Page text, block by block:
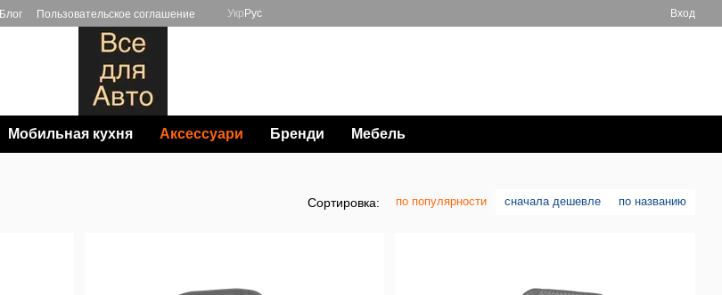
Блог Пользовательское соглашение Укр Рус Вход
Мобильная кухня Аксессуари Бренди Мебель
Сортировка: по популярности сначала дешевле по названию